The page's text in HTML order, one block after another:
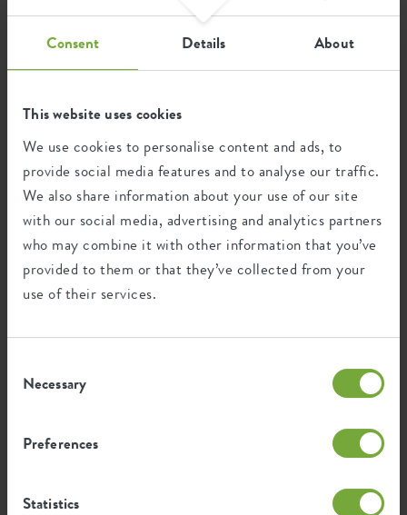
Consent Details About
This website uses cookies
We use cookies to personalise content and ads, to
provide social media features and to analyse our traffic.
We also share information about your use of our site
with our social media, advertising and analytics partners
who may combine it with other information that you’ve
provided to them or that they’ve collected from your
use of their services.
Selection
Necessary
Preferences
Statistics
Dieses Produkt besteht zu 100% aus
Post-industriellen Abfällen.
Zertifikate Garantie
99Jahre
Ökologischer Fußabdruck
Durchschnittliche CO2-Emission